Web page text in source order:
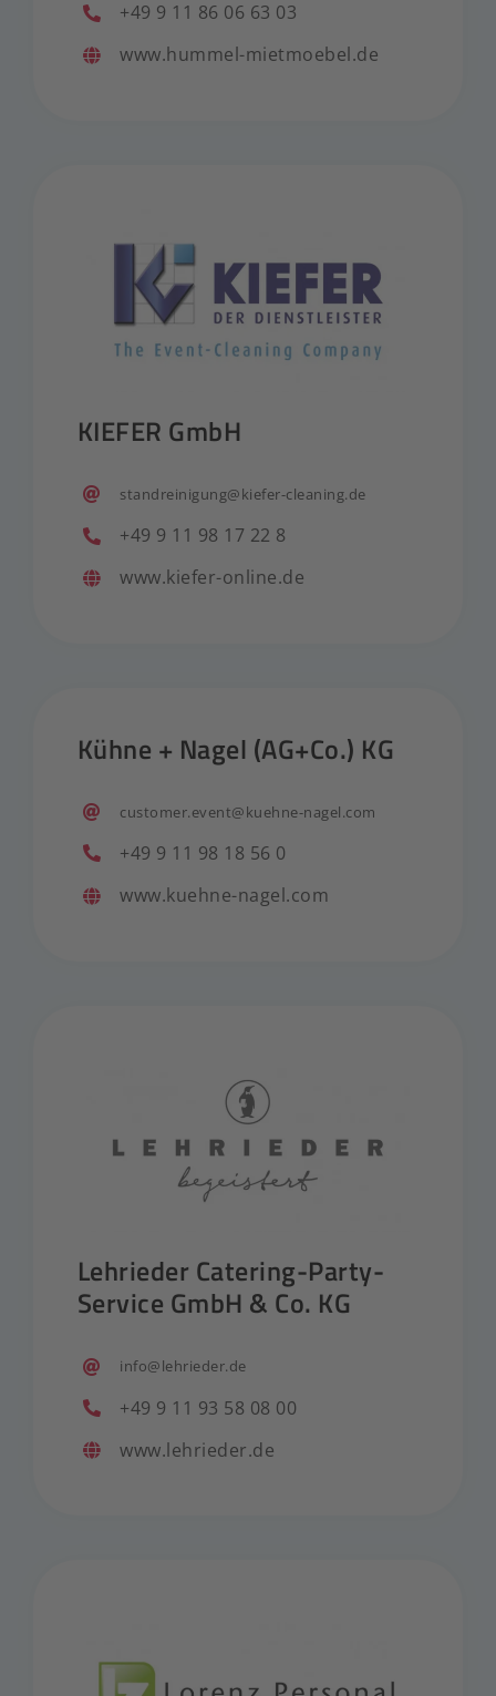
+49 9 11 86 06 63 03
www.hummel-mietmoebel.de
KIEFER GmbH
standreinigung@kiefer-cleaning.de
+49 9 11 98 17 22 8
www.kiefer-online.de
Kühne + Nagel (AG+Co.) KG
customer.event@kuehne-nagel.com
+49 9 11 98 18 56 0
www.kuehne-nagel.com
Lehrieder Catering-Party-
Service GmbH & Co. KG
info@lehrieder.de
+49 9 11 93 58 08 00
www.lehrieder.de